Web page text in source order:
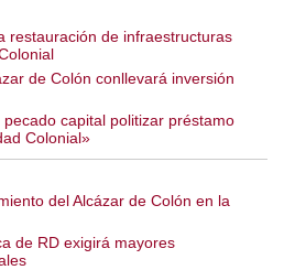
restauración de infraestructuras
de Colón conllevará inversión
capital politizar préstamo
Colonial»
del Alcázar de Colón en la
de RD exigirá mayores